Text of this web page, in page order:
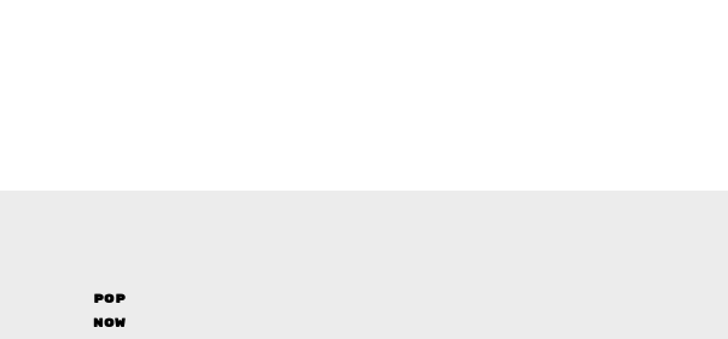
Pop
Now